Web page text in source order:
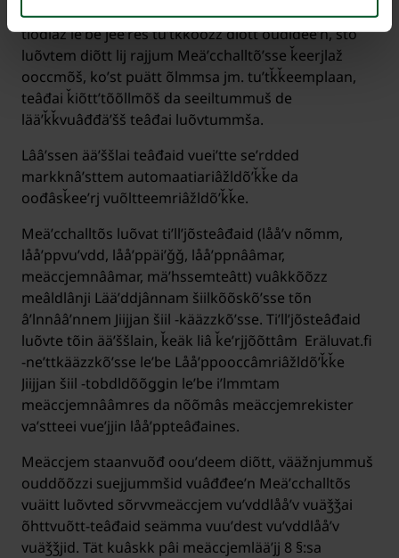
Måttmin vueʹjjin Meäʹcchalltõs vââjj luõvted teâđaid
tiõđlaž leʹbe jeeʹres tuʹtǩǩõõzz diõtt oudldeeʹn, što
luõvtem diõtt lij rajjum Meäʹcchalltõʹsse ǩeerjlaž
ooccmõš, koʹst puätt õlmmsa jm. tuʹtǩǩeemplaan,
teâđai ǩiõttʼtõõllmõš da seeiltummuš de
lääʹǩǩvuâđđäʹšš teâđai luõvtummša.
Lââʹssen ääʹššlai teâđaid vueiʹtte seʹrdded
markknâʹsttem automaatiariâžldõʹǩǩe da
oođâsǩeeʹrj vuõltteemriâžldõʹǩǩe.
Meäʹcchalltõs luõvat tiʹllʼjõsteâđaid (lååʹv nõmm,
lååʹppvuʹvdd, lååʹppäiʹǧǧ, lååʹppnââmar,
meäccjemnââmar, mäʹhssemteâtt) vuâkkõõzz
meâldlânji Lääʹddjânnam šiilkõõskõʹsse tõn
âʹlnnââʹnnem Jiijjan šiil -kääzzkõʹsse. Tiʹllʼjõsteâđaid
luõvte tõin ääʹššlain, ǩeäk liâ ǩeʹrjjõõttâm Eräluvat.fi
-neʹttkääzzkõʹsse leʹbe Lååʹppooccâmriâžldõʹǩǩe
Jiijjan šiil -tobdldõõǥǥin leʹbe iʹlmmtam
meäccjemnââmres da nõõmâs meäccjemrekister
vaʹstteei vueʹjjin lååʹppteâđaines.
Meäccjem staanvuõđ oouʹdeem diõtt, vääžnjummuš
ouddõõzzi suejjummšid vuâđđeeʹn Meäʹcchalltõs
vuäitt luõvted sõrvvmeäccjem vuʹvddlååʹv vuäǯǯai
õhttvuõtt-teâđaid seämma vuuʹdest vuʹvddlååʹv
vuäǯǯjid. Tät kuâskk pâi meäccjemlääʹjj 8 §:sa